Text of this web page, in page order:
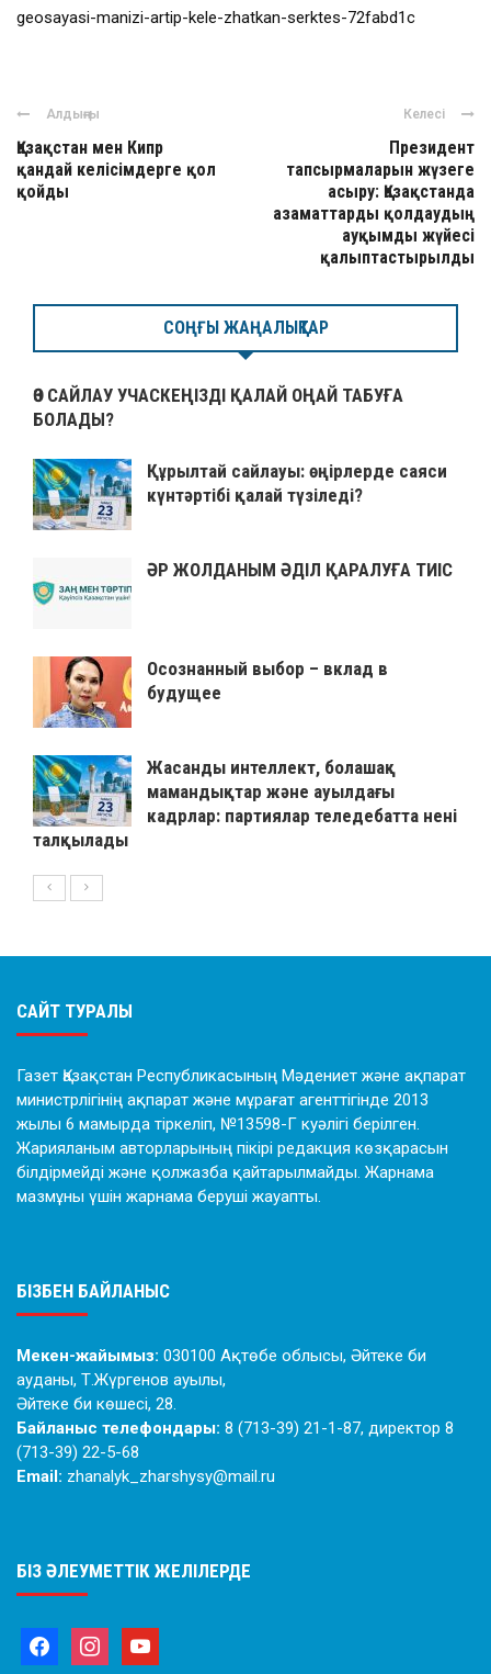
geosayasi-manizi-artip-kele-zhatkan-serktes-72fabd1c
Алдыңғы
Қазақстан мен Кипр
қандай келісімдерге қол
қойды
Келесі
Президент
тапсырмаларын жүзеге
асыру: Қазақстанда
азаматтарды қолдаудың
ауқымды жүйесі
қалыптастырылды
СОҢҒЫ ЖАҢАЛЫҚТАР
ӨЗ САЙЛАУ УЧАСКЕҢІЗДІ ҚАЛАЙ ОҢАЙ ТАБУҒА
БОЛАДЫ?
Құрылтай сайлауы: өңірлерде саяси
күнтәртібі қалай түзіледі?
ӘР ЖОЛДАНЫМ ӘДІЛ ҚАРАЛУҒА ТИІС
Осознанный выбор – вклад в
будущее
Жасанды интеллект, болашақ
мамандықтар және ауылдағы
кадрлар: партиялар теледебатта нені
талқылады
САЙТ ТУРАЛЫ
Газет Қазақстан Республикасының Мәдениет және ақпарат
министрлігінің ақпарат және мұрағат агенттігінде 2013
жылы 6 мамырда тіркеліп, №13598-Г куәлігі берілген.
Жарияланым авторларының пікірі редакция көзқарасын
білдірмейді және қолжазба қайтарылмайды. Жарнама
мазмұны үшін жарнама беруші жауапты.
БІЗБЕН БАЙЛАНЫС
Мекен-жайымыз: 030100 Ақтөбе облысы, Әйтеке би
ауданы, Т.Жүргенов ауылы,
Әйтеке би көшесі, 28.
Байланыс телефондары: 8 (713-39) 21-1-87, директор 8
(713-39) 22-5-68
Email: zhanalyk_zharshysy@mail.ru
БІЗ ӘЛЕУМЕТТІК ЖЕЛІЛЕРДЕ